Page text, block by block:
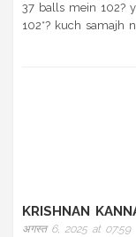
37 balls mein 102?
102*? kuch samajh
KRISHNAN
अगस्त 6, 2025 at 07:59